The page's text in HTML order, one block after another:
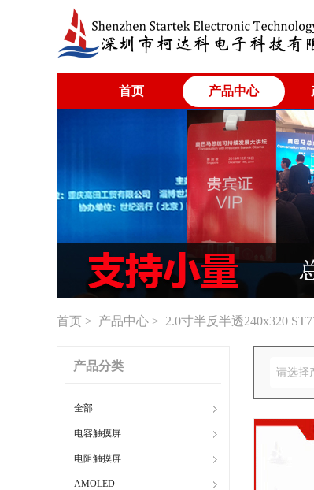
首页 产品中心
首页 > 产品中心 > 2.0寸半反半透240x320
产品分类
全部
电容触摸屏
电阻触摸屏
AMOLED
请选择